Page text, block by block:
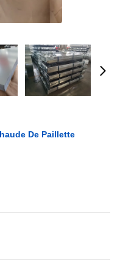
De Paillette